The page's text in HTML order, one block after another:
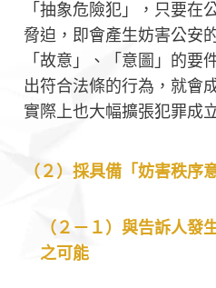
「抽象危險犯」，只要在
脅迫，即會產生妨害公安
「故意」、「意圖」的要
出符合法條的行為，就會
實際上也大幅擴張犯罪成
（２）採具備「妨害秩序
（２－１）與告訴人發
之可能